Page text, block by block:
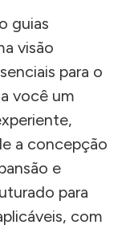
guias
visão
para o
você um
a concepção
e
para
com